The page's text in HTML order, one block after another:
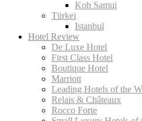
Koh Samui
Türkei
Istanbul
Hotel Review
De Luxe Hotel
First Class Hotel
Boutique Hotel
Marriott
Leading Hotels of the
Relais & Châteaux
Rocco Forte